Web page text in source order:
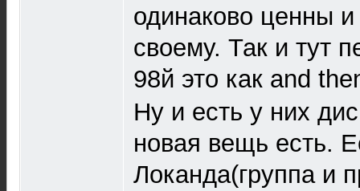
одинаково ценны
своему. Так и тут
98й это как and
Ну и есть у них
новая вещь есть.
Локанда(группа и